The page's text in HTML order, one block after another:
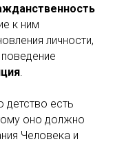
к ним
личности,
.
детство есть
оно должно
Человека и